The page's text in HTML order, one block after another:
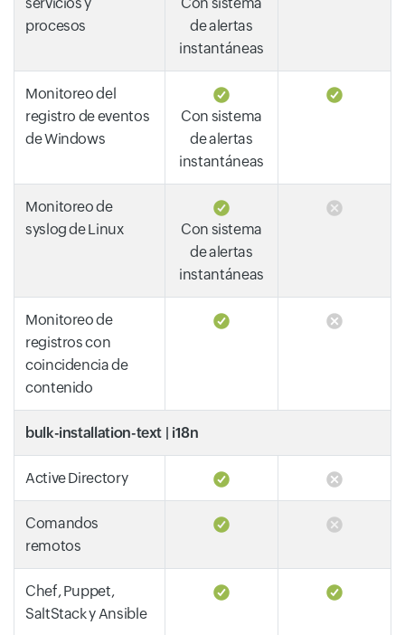
procesos
de alertas
instantáneas
Monitoreo del
registro de eventos
de Windows
Con sistema
de alertas
instantáneas
Monitoreo de
syslog de Linux
Con sistema
de alertas
instantáneas
Monitoreo de
registros con
coincidencia de
contenido
bulk-installation-text | i18n
Active Directory
Comandos
remotos
Chef, Puppet,
SaltStack y Ansible